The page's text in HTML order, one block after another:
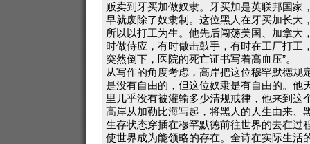
贩卖到牙买加做奴隶。牙买加是英联邦国家
早就废除了奴隶制。这位黑人在牙买加长大
所以以打工为生。他先后闯荡美国、加拿大
时做侍应，有时做击鼓手，有时在工厂打工
突然倒下，医院的死亡证书写着高血压”。
从写作的角度考虑，高岸把这位穆罕默德规
是没有自由的，但这位奴隶是有自由的。他
里几乎没有被灌输多少清规戒律，他来到这
高岸从加勒比海写起，将黑人的人生由来、
生存状态穿插在穆罕默德前往世界的去在过
使世界成为能领略的存在。全诗在实际生活